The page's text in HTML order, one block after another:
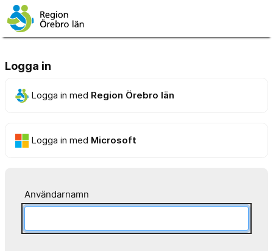
Logga in
Logga in med Region Örebro län
Logga in med Microsoft
Användarnamn